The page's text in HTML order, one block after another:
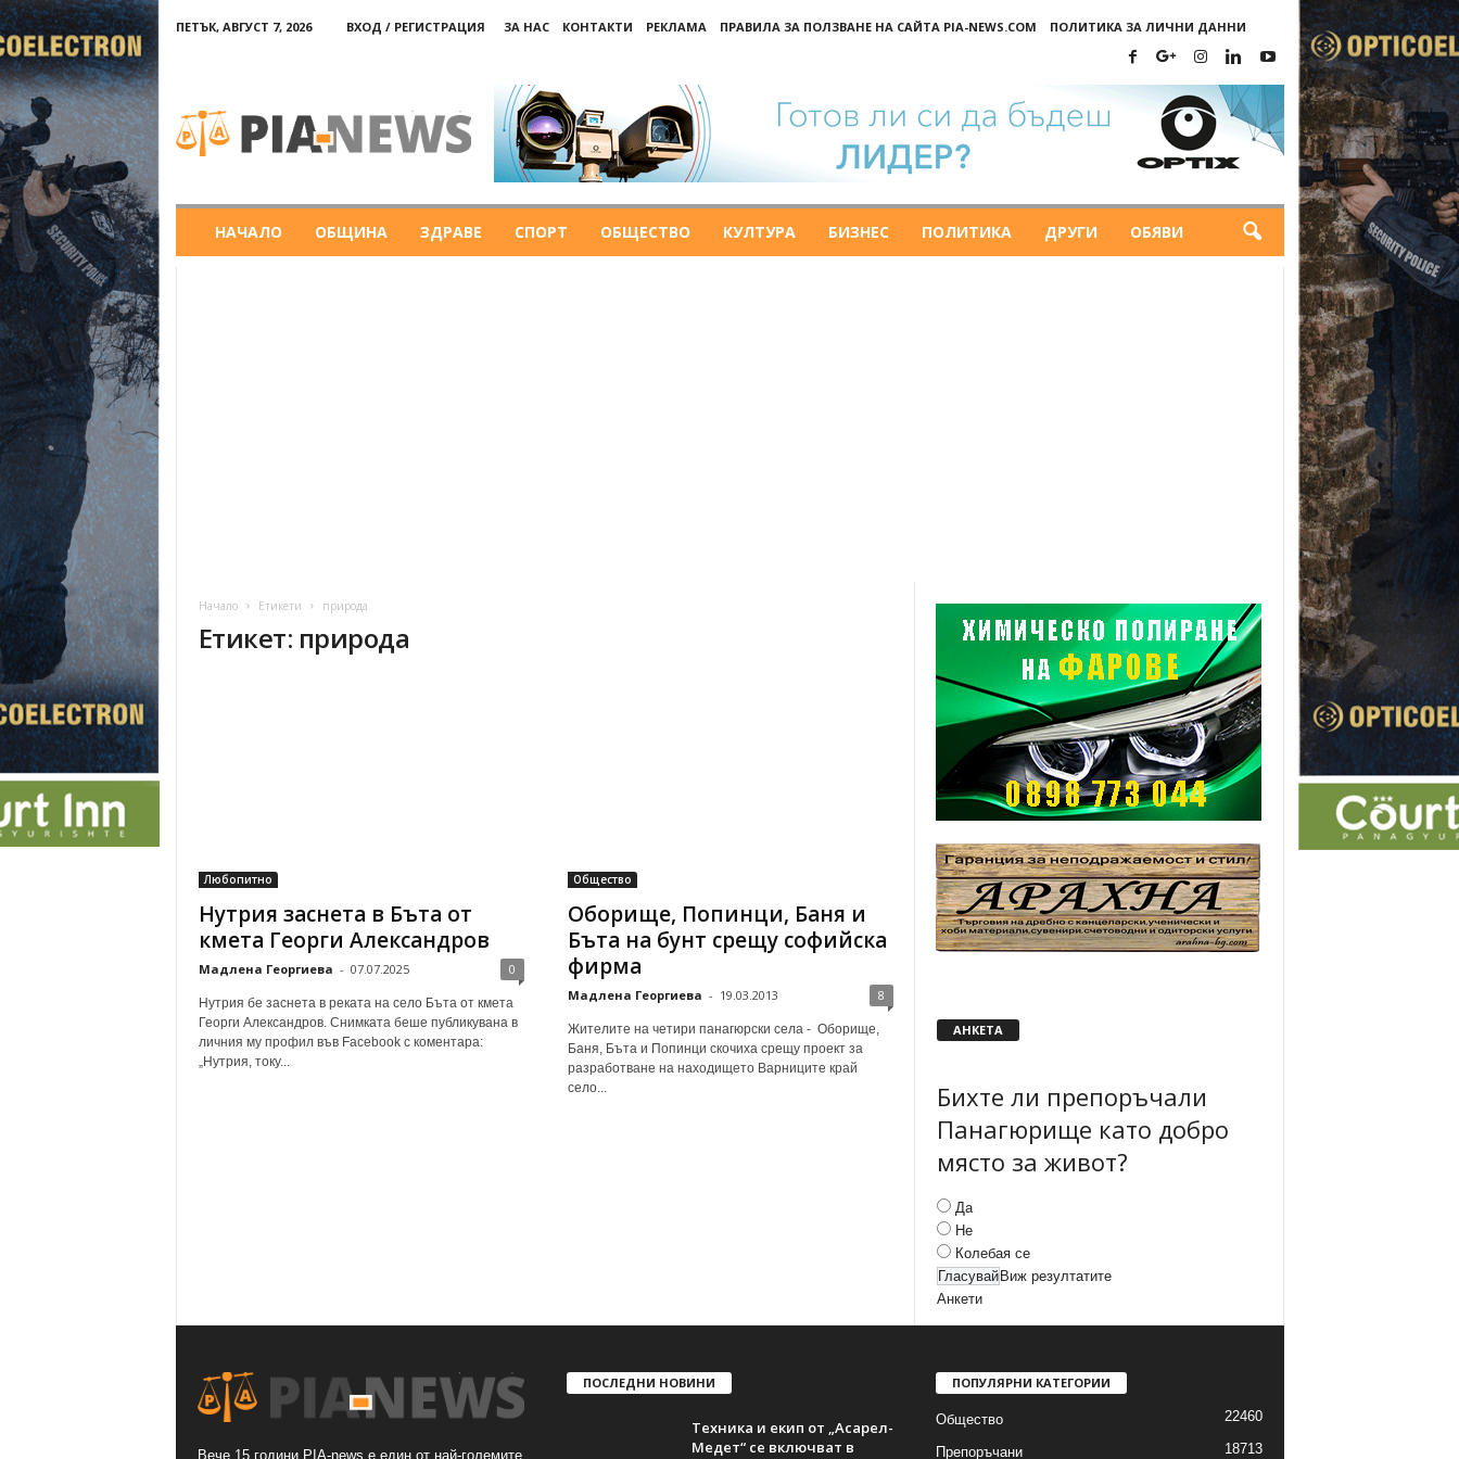
ПЕТЪК, АВГУСТ 7, 2026 ВХОД / РЕГИСТРАЦИЯ ЗА НАС КОНТАКТИ РЕКЛАМА ПРАВИЛА ЗА ПОЛЗВАНЕ НА САЙТА PIA-NEWS.COM ПОЛИТИКА ЗА ЛИЧНИ ДАННИ
НАЧАЛО ОБЩИНА ЗДРАВЕ СПОРТ ОБЩЕСТВО КУЛТУРА БИЗНЕС ПОЛИТИКА ДРУГИ ОБЯВИ
Начало Етикети природа
Етикет: природа
Любопитно
Нутрия заснета в Бъта от
кмета Георги Александров
Мадлена Георгиева - 07.07.2025 0
Нутрия бе заснета в реката на село Бъта от кмета
Георги Александров. Снимката беше публикувана в
личния му профил във Facebook с коментара:
„Нутрия, току...
Общество
Оборище, Попинци, Баня и
Бъта на бунт срещу софийска
фирма
Мадлена Георгиева - 19.03.2013 8
Жителите на четири панагюрски села - Оборище,
Баня, Бъта и Попинци скочиха срещу проект за
разработване на находището Варниците край
село...
АНКЕТА
Бихте ли препоръчали
Панагюрище като добро
място за живот?
Да
Не
Колебая се
Виж резултатите
Анкети
Вече 15 години PIA-news е един от най-големите
ПОСЛЕДНИ НОВИНИ
Техника и екип от „Асарел-
Медет“ се включват в
ПОПУЛЯРНИ КАТЕГОРИИ
Общество 22460
Препоръчани 18713